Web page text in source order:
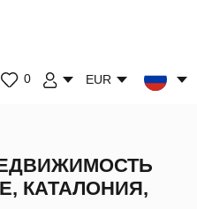
0 EUR
КАТАЛОНИЯ,